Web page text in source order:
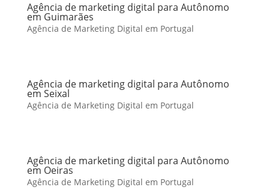
Agência de marketing digital para Autônomo
em Guimarães
Agência de Marketing Digital em Portugal
Agência de marketing digital para Autônomo
em Seixal
Agência de Marketing Digital em Portugal
Agência de marketing digital para Autônomo
em Oeiras
Agência de Marketing Digital em Portugal